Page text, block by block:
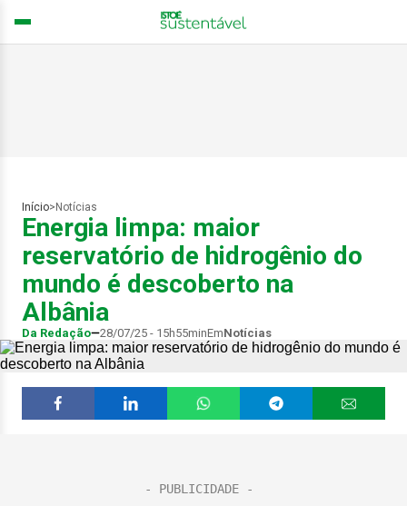
Início> Notícias
Energia limpa: maior
reservatório de hidrogênio do
mundo é descoberto na
Albânia
Da Redação 28/07/25 - 15h55minEmNotícias